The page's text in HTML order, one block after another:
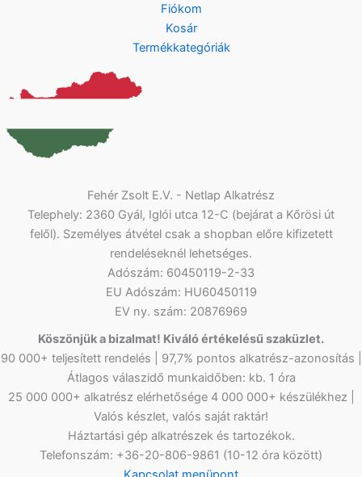
Fiókom
Kosár
Termékkategóriák
Fehér Zsolt E.V. - Netlap Alkatrész
Telephely: 2360 Gyál, Iglói utca 12-C (bejárat a Kőrösi út
felől). Személyes átvétel csak a shopban előre kifizetett
rendeléseknél lehetséges.
Adószám: 60450119-2-33
EU Adószám: HU60450119
EV ny. szám: 20876969
Köszönjük a bizalmat! Kiváló értékelésű szaküzlet.
90 000+ teljesített rendelés | 97,7% pontos alkatrész-azonosítás |
Átlagos válaszidő munkaidőben: kb. 1 óra
25 000 000+ alkatrész elérhetősége 4 000 000+ készülékhez |
Valós készlet, valós saját raktár!
Háztartási gép alkatrészek és tartozékok.
Telefonszám: +36-20-806-9861 (10-12 óra között)